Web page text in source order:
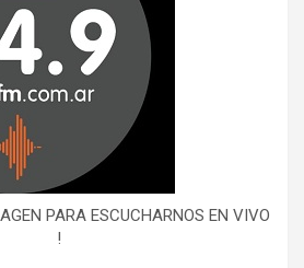
PARA ESCUCHARNOS EN VIVO
!